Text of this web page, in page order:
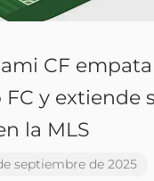
CF
y extiende
la MLS
septiembre de 2025